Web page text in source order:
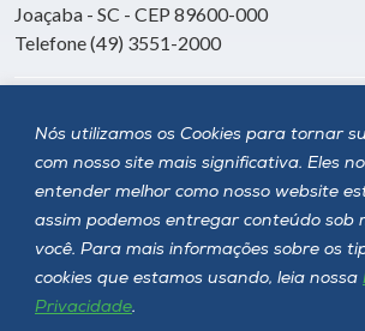
Nós utilizamos os Cookies para tornar
com nosso site mais significativa. Eles
entender melhor como nosso website
assim podemos entregar conteúdo sob
você. Para mais informações sobre os
cookies que estamos usando, leia nossa
Privacidade.
Joaçaba - SC - CEP 89600-000
Telefone (49) 3551-2000
Siga a Unoesc